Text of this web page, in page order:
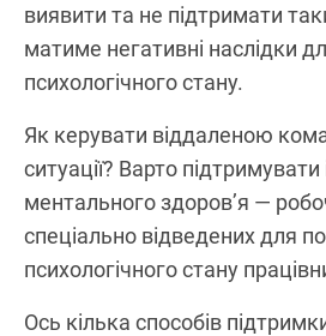
виявити та не підтримати
матиме негативні наслідки
психологічного стану.
Як керувати віддаленою
ситуації? Варто
ментального здоров’я —
спеціально відведених для
психологічного стану
Ось кілька способів